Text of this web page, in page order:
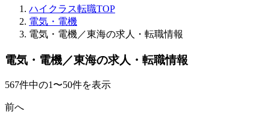
ハイクラス転職TOP
電気・電機
電気・電機／東海の求人・転職情報
電気・電機／東海の求人・転職情報
567件中の1〜50件を表示
前へ